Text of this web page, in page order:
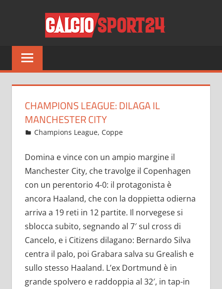
Tutto
sul
del
solo
CHAMPIONS LEAGUE: DILAGA IL
MANCHESTER CITY
Ottobre 6, 2022
admin
Champions League, Coppe
Domina e vince con un ampio margine il
Manchester City, che travolge il Copenhagen
con un perentorio 4-0: il protagonista è
ancora Haaland, che con la doppietta odierna
arriva a 19 reti in 12 partite. Il norvegese si
sblocca subito, segnando al 7′ sul cross di
Cancelo, e i Citizens dilagano: Bernardo Silva
centra il palo, poi Grabara salva su Grealish e
sullo stesso Haaland. L’ex Dortmund è in
grande spolvero e raddoppia al 32′, in tap-in